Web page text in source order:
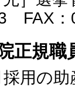
FAX：
正規職
用の助